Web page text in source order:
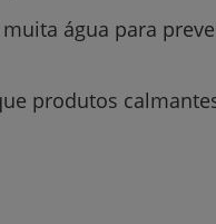
bem-
água para
produtos